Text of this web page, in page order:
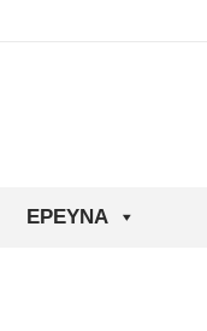
ΈΡΕΥΝΑ